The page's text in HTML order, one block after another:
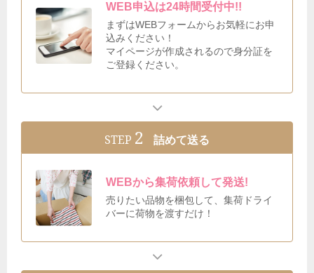
WEB申込は24時間受付中!!
まずはWEBフォームからお気軽にお申
込みください！
マイページが作成されるので身分証を
ご登録ください。
STEP 2 詰めて送る
WEBから集荷依頼して発送!
売りたい品物を梱包して、集荷ドライ
バーに荷物を渡すだけ！